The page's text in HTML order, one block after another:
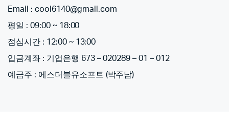
Email : cool6140@gmail.com
평일 : 09:00 ~ 18:00
점심시간 : 12:00 ~ 13:00
입금계좌 : 기업은행 673 – 020289 – 01 – 012
예금주 : 에스더블유소프트 (박주남)